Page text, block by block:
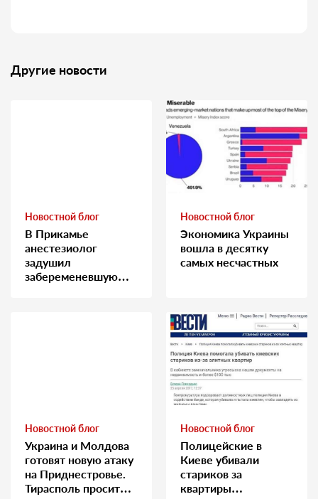
Другие новости
Новостной блог
В Прикамье
анестезиолог
задушил
забеременевшую
Новостной блог
Экономика Украины
вошла в десятку
самых несчастных
Новостной блог
Украина и Молдова
готовят новую атаку
на Приднестровье.
Тирасполь просит
Новостной блог
Полицейские в
Киеве убивали
стариков за
квартиры…